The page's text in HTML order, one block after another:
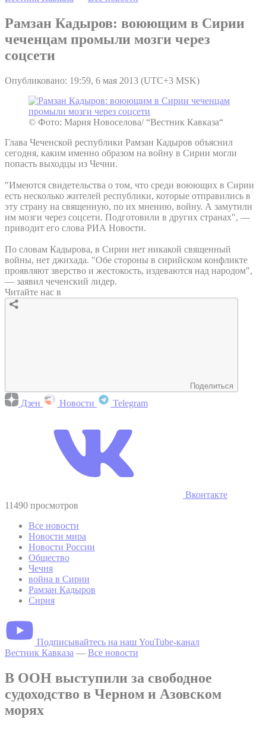
Рамзан Кадыров: воюющим в Сирии
чеченцам промыли мозги через
соцсети
Опубликовано: 19:59, 6 мая 2013 (UTC+3 MSK)
© Фото: Мария Новоселова/ “Вестник Кавказа“
Глава Чеченской республики Рамзан Кадыров объяснил
сегодня, каким именно образом на войну в Сирии могли
попасть выходцы из Чечни.
"Имеются свидетельства о том, что среди воюющих в Сирии
есть несколько жителей республики, которые отправились в
эту страну на священную, по их мнению, войну. А замутили
им мозги через соцсети. Подготовили в других странах", —
приводит его слова РИА Новости.
По словам Кадырова, в Сирии нет никакой священный
войны, нет джихада. "Обе стороны в сирийском конфликте
проявляют зверство и жестокость, издеваются над народом",
— заявил чеченский лидер.
Читайте нас в
Поделиться
Дзен Новости Telegram
Вконтакте
11490 просмотров
Все новости
Новости мира
Новости России
Общество
Чечня
война в Сирии
Рамзан Кадыров
Сирия
Подписывайтесь на наш YouTube-канал
Вестник Кавказа — Все новости
В ООН выступили за свободное
судоходство в Черном и Азовском
морях